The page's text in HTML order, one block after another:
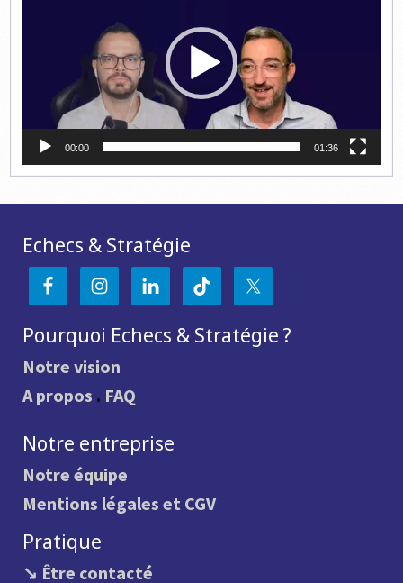
00:00 01:36
Echecs & Stratégie
Pourquoi Echecs & Stratégie ?
Notre vision
A propos . FAQ
Notre entreprise
Notre équipe
Mentions légales et CGV
Pratique
↘ Être contacté